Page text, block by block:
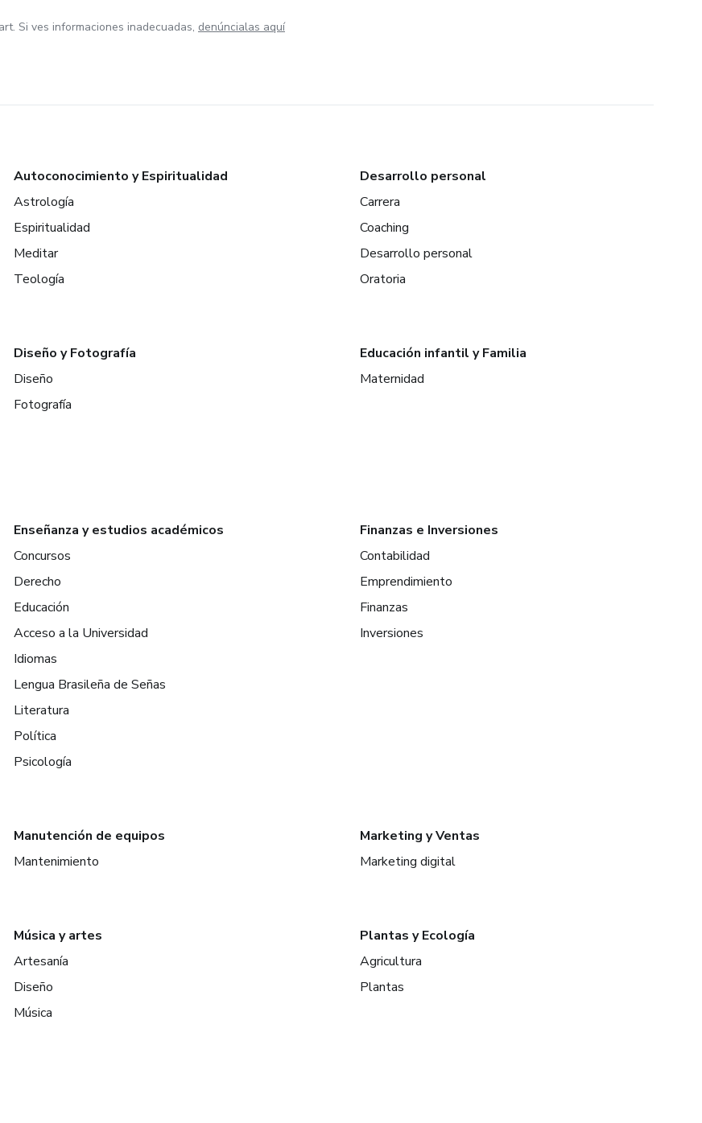
Si ves informaciones inadecuadas, denúncialas aquí
Autoconocimiento y Espiritualidad
Astrología
Espiritualidad
Meditar
Teología
Desarrollo personal
Carrera
Coaching
Desarrollo personal
Oratoria
Diseño y Fotografía
Diseño
Fotografía
Educación infantil y Familia
Maternidad
Enseñanza y estudios académicos
Concursos
Derecho
Educación
Acceso a la Universidad
Idiomas
Lengua Brasileña de Señas
Literatura
Política
Psicología
Finanzas e Inversiones
Contabilidad
Emprendimiento
Finanzas
Inversiones
Manutención de equipos
Mantenimiento
Marketing y Ventas
Marketing digital
Música y artes
Artesanía
Diseño
Música
Plantas y Ecología
Agricultura
Plantas